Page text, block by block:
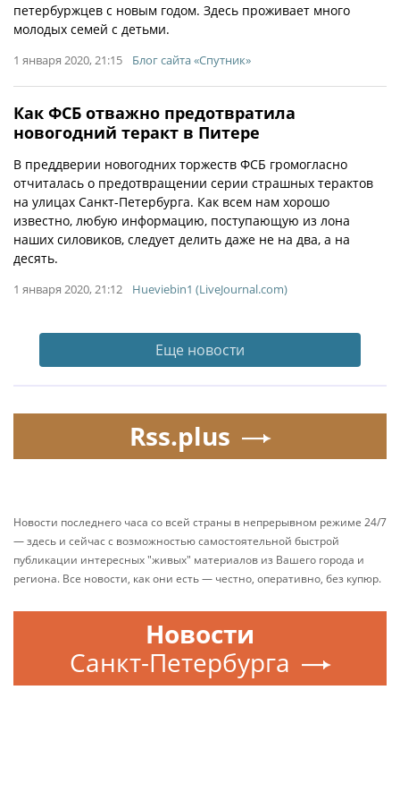
петербуржцев с новым годом. Здесь проживает много
молодых семей с детьми.
1 января 2020, 21:15 Блог сайта «Спутник»
Как ФСБ отважно предотвратила
новогодний теракт в Питере
В преддверии новогодних торжеств ФСБ громогласно
отчиталась о предотвращении серии страшных терактов
на улицах Санкт-Петербурга. Как всем нам хорошо
известно, любую информацию, поступающую из лона
наших силовиков, следует делить даже не на два, а на
десять.
1 января 2020, 21:12 Hueviebin1 (LiveJournal.com)
Еще новости
Rss.plus
Новости последнего часа со всей страны в непрерывном режиме 24/7
— здесь и сейчас с возможностью самостоятельной быстрой
публикации интересных "живых" материалов из Вашего города и
региона. Все новости, как они есть — честно, оперативно, без купюр.
Новости
Санкт-Петербурга